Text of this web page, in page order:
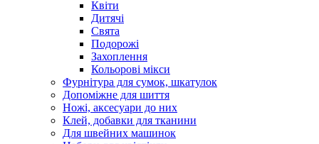
Квіти
Дитячі
Свята
Подорожі
Захоплення
Кольорові мікси
Фурнітура для сумок, шкатулок
Допоміжне для шиття
Ножі, аксесуари до них
Клей, добавки для тканини
Для швейних машинок